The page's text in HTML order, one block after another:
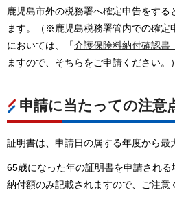
鹿児島市外の税務署へ確定申告をす
ます。（※鹿児島税務署管内での確定
においては、「介護保険料納付確認書
ますので、そちらをご申請ください。）
申請に当たっての注意
証明書は、申請日の属する年度から最
65歳になった年の証明書を申請され
納付額のみ記載されますので、ご注意